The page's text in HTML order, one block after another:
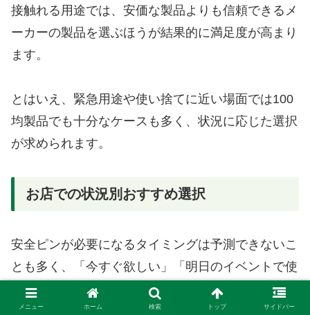
接触れる用途では、安価な製品よりも信頼できるメ
ーカーの製品を選ぶほうが結果的に満足度が高まり
ます。
とはいえ、緊急用途や使い捨てに近い場面では100
均製品でも十分なケースも多く、状況に応じた選択
が求められます。
お店での状況別おすすめ選択
安全ピンが必要になるタイミングは予測できないこ
とも多く、「今すぐ欲しい」「明日のイベントで使
う」といった突発的なニーズに応える選択肢が求め
られます。
メニュー ホーム 検索 トップ サイドバー